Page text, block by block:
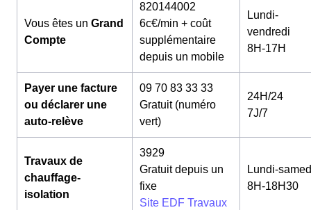
Vous êtes un Grand
Compte
820144002
6c€/min + coût
supplémentaire
depuis un mobile
Lundi-
vendredi
8H-17H
Payer une facture
ou déclarer une
auto-relève
09 70 83 33 33
Gratuit (numéro
vert)
24H/24
7J/7
Travaux de
chauffage-
isolation
3929
Gratuit depuis un
fixe
Site EDF Travaux
Lundi-
8H-18H30